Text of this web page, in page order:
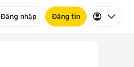
Đăng nhập Đăng tin